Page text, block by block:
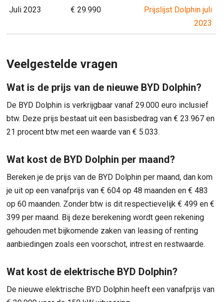
Juli 2023 € 29.990
Prijslijst Dolphin juli
2023
Veelgestelde vragen
Wat is de prijs van de nieuwe BYD Dolphin?
De BYD Dolphin is verkrijgbaar vanaf 29.000 euro inclusief
btw. Deze prijs bestaat uit een basisbedrag van € 23.967 en
21 procent btw met een waarde van € 5.033.
Wat kost de BYD Dolphin per maand?
Bereken je de prijs van de BYD Dolphin per maand, dan kom
je uit op een vanafprijs van € 604 op 48 maanden en € 483
op 60 maanden. Zonder btw is dit respectievelijk € 499 en €
399 per maand. Bij deze berekening wordt geen rekening
gehouden met bijkomende zaken van leasing of renting
aanbiedingen zoals een voorschot, intrest en restwaarde.
Wat kost de elektrische BYD Dolphin?
De nieuwe elektrische BYD Dolphin heeft een vanafprijs van